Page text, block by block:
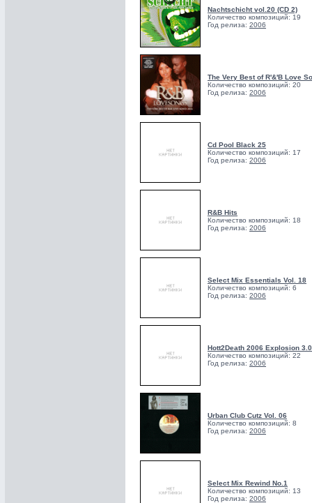
Nachtschicht vol.20 (CD 2)
Количество композиций: 19
Год релиза: 2006
The Very Best of R'&'B Love
Количество композиций: 20
Год релиза: 2006
Cd Pool Black 25
Количество композиций: 17
Год релиза: 2006
R&B Hits
Количество композиций: 18
Год релиза: 2006
Select Mix Essentials Vol. 18
Количество композиций: 6
Год релиза: 2006
Hott2Death 2006 Explosion 3.0
Количество композиций: 22
Год релиза: 2006
Urban Club Cutz Vol. 06
Количество композиций: 8
Год релиза: 2006
Select Mix Rewind No.1
Количество композиций: 13
Год релиза: 2006